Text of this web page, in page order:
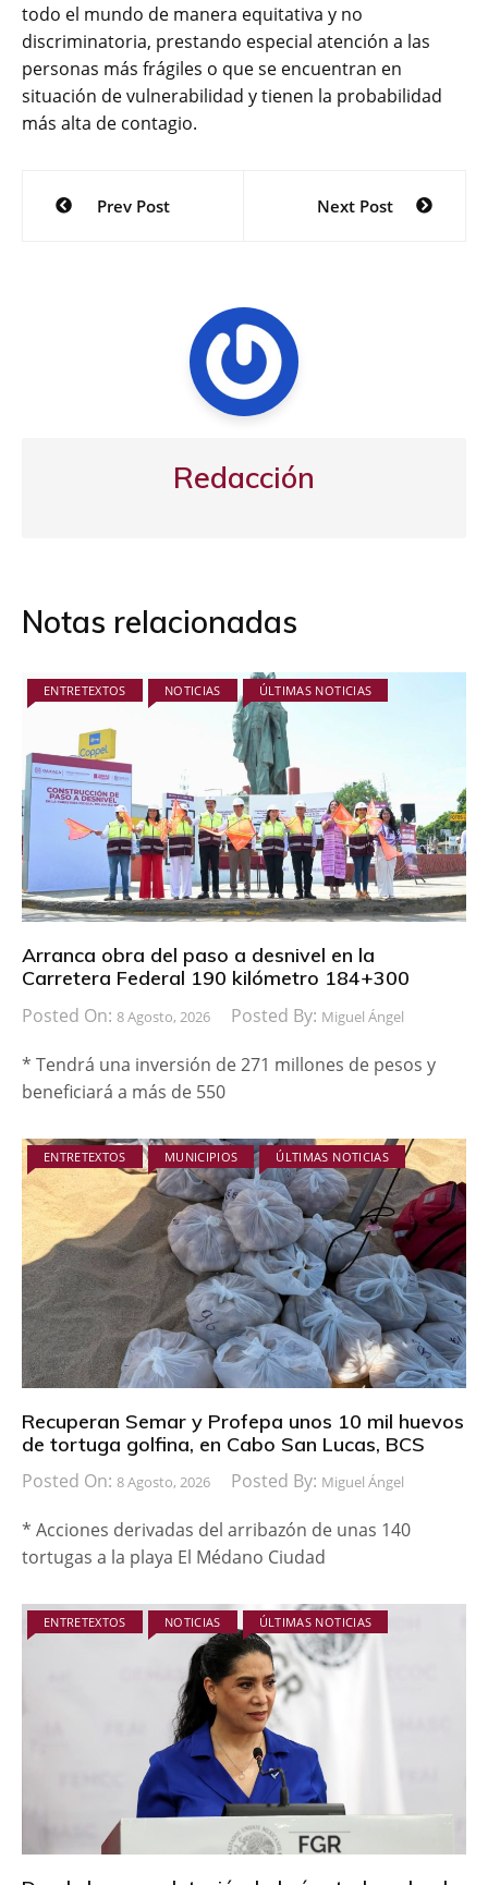
todo el mundo de manera equitativa y no
discriminatoria, prestando especial atención a las
personas más frágiles o que se encuentran en
situación de vulnerabilidad y tienen la probabilidad
más alta de contagio.
Navegación
Prev Post Next Post
Redacción
Notas relacionadas
ENTRETEXTOS NOTICIAS ÚLTIMAS NOTICIAS
Arranca obra del paso a desnivel en la
Carretera Federal 190 kilómetro 184+300
Posted On: 8 Agosto, 2026 Posted By: Miguel Ángel
* Tendrá una inversión de 271 millones de pesos y
beneficiará a más de 550
ENTRETEXTOS MUNICIPIOS ÚLTIMAS NOTICIAS
Recuperan Semar y Profepa unos 10 mil huevos
de tortuga golfina, en Cabo San Lucas, BCS
Posted On: 8 Agosto, 2026 Posted By: Miguel Ángel
* Acciones derivadas del arribazón de unas 140
tortugas a la playa El Médano Ciudad
ENTRETEXTOS NOTICIAS ÚLTIMAS NOTICIAS